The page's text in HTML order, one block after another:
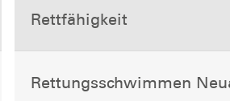
Rettfähigkeit
Rettungsschwimmen